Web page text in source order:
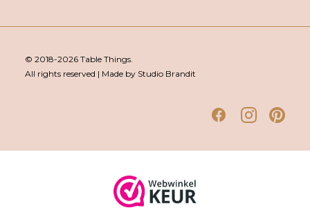
© 2018-2026 Table Things.
All rights reserved | Made by Studio Brandit